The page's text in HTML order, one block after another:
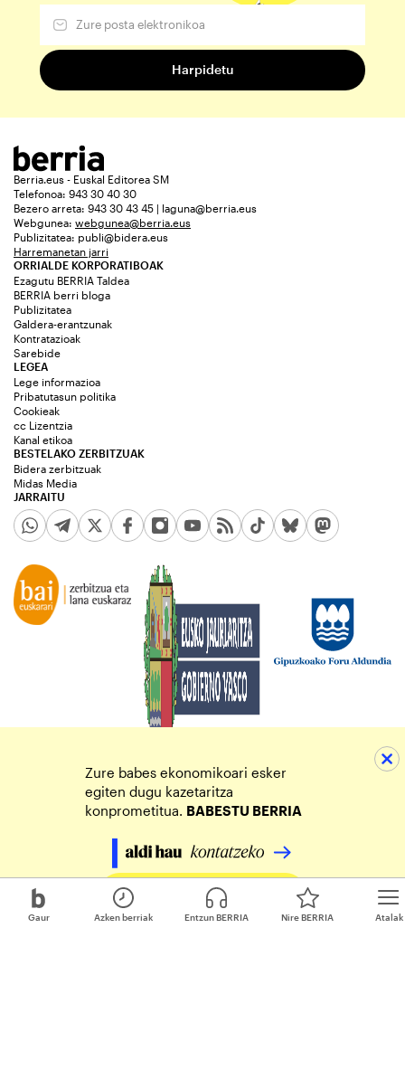
Gaur Atalak
Azken berriak Entzun BERRIA Nire BERRIA
Berria.eus - Euskal Editorea SM
Telefonoa: 943 30 40 30
Bezero arreta: 943 30 43 45 | laguna@berria.eus
Webgunea: webgunea@berria.eus
Publizitatea: publi@bidera.eus
Harremanetan jarri
ORRIALDE KORPORATIBOAK
Ezagutu BERRIA Taldea
BERRIA berri bloga
Publizitatea
Galdera-erantzunak
Kontratazioak
Sarebide
JARRAITU
LEGEA
Lege informazioa
Pribatutasun politika
Cookieak
cc Lizentzia
Kanal etikoa
BESTELAKO ZERBITZUAK
Bidera zerbitzuak
Midas Media
Zure babes ekonomikoari esker
egiten dugu kazetaritza
konprometitua. BABESTU BERRIA
Egin zure ekarpena